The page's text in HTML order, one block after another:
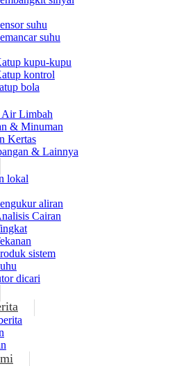
suhu
suhu
kupu-kupu
kontrol
bola
Limbah
& Minuman
Kertas
& Lainnya
lokal
aliran
Cairan
sistem
dicari